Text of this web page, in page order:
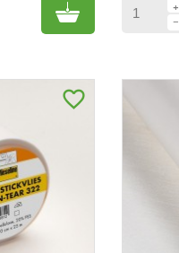
Add to cart
favorite_border